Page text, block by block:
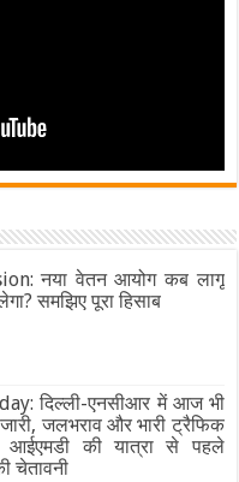
नया वेतन आयोग कब लागू
समझिए पूरा हिसाब
दिल्ली-एनसीआर में आज भी
जारी, जलभराव और भारी ट्रैफिक
आईएमडी की यात्रा से पहले
चेतावनी